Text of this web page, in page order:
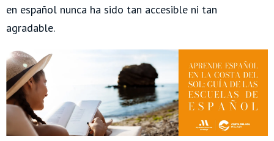
en español nunca ha sido tan accesible ni tan
agradable.